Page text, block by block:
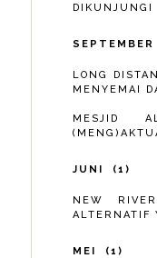
DIKUNJUNGI
SEPTEMBER
LONG
MENYEMAI
MESJID
JUNI 1
NEW
ALTERNATIF
MEI 1